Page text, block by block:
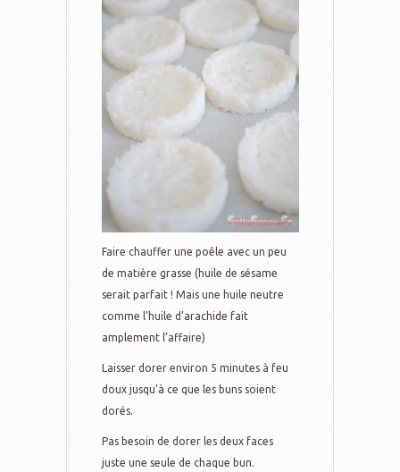
Faire chauffer une poêle avec un peu
de matière grasse (huile de sésame
serait parfait ! Mais une huile neutre
comme l’huile d’arachide fait
amplement l’affaire)
Laisser dorer environ 5 minutes à feu
doux jusqu’à ce que les buns soient
dorés.
Pas besoin de dorer les deux faces
juste une seule de chaque bun.